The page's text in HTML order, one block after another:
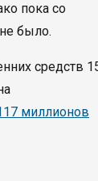
пока со
было.
средств
миллионов